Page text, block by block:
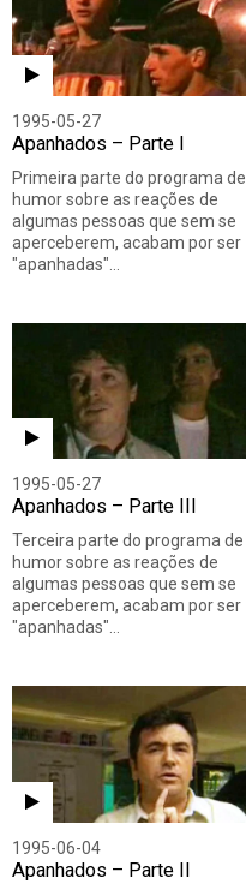
1995-05-27
Apanhados – Parte I
Primeira parte do programa de
humor sobre as reações de
algumas pessoas que sem se
aperceberem, acabam por ser
"apanhadas"…
1995-05-27
Apanhados – Parte III
Terceira parte do programa de
humor sobre as reações de
algumas pessoas que sem se
aperceberem, acabam por ser
"apanhadas"…
1995-06-04
Apanhados – Parte II